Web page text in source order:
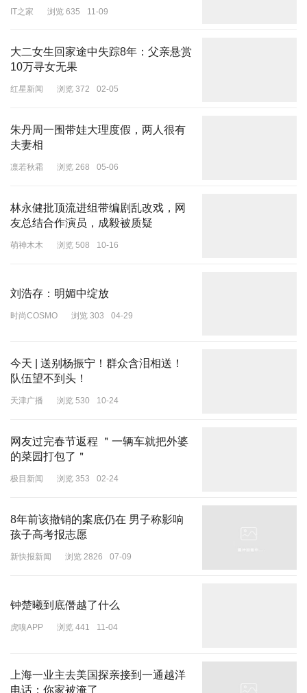
水，古法炒茶的烟火气扑面而来。
连茶叶品鉴、冲泡技法都成了角色博弈的“秘密武器”，每一项非遗技
艺都不是摆设，而是推动剧情的精神密码。
取景地选在浙江金华、绍兴的茶园，春茶开采时的满目青翠，茶室博
每一帧都美成古风壁纸，“茶在景中、人在茶中”的诗意氛围，直接把
服化道尽显匠心，茶枝暗纹服饰、古法茶具还原传统韵味，800米真
以茶之坚韧喻人之风骨，在家族权谋与正邪博弈中，传递坚守本心的
价值内核。
来观剧爽感，实现娱乐性与文化传播的双赢。
IT之家 浏览 635 11-09
大二女生回家途中失踪8年：父亲悬赏
10万寻女无果
红星新闻 浏览 372 02-05
朱丹周一围带娃大理度假，两人很有
夫妻相
凛若秋霜 浏览 268 05-06
林永健批顶流进组带编剧乱改戏，网
友总结合作演员，成毅被质疑
萌神木木 浏览 508 10-16
刘浩存：明媚中绽放
时尚COSMO 浏览 303 04-29
今天 | 送别杨振宁！群众含泪相送！
队伍望不到头！
天津广播 浏览 530 10-24
网友过完春节返程 ＂一辆车就把外婆
的菜园打包了＂
极目新闻 浏览 353 02-24
8年前该撤销的案底仍在 男子称影响
孩子高考报志愿
新快报新闻 浏览 2826 07-09
钟楚曦到底僭越了什么
虎嗅APP 浏览 441 11-04
上海一业主去美国探亲接到一通越洋
电话：你家被淹了